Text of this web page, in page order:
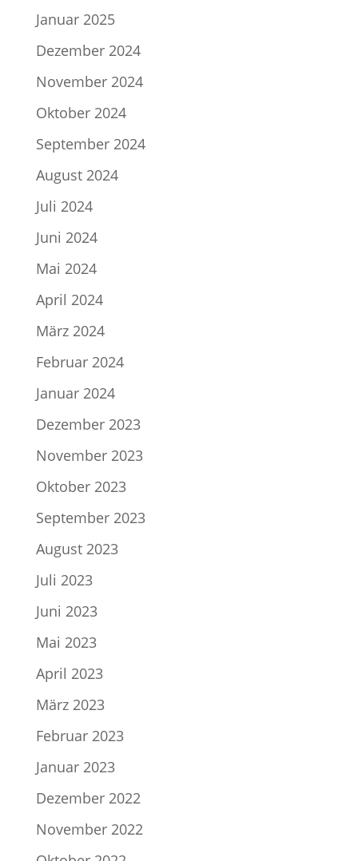
Januar 2025
Dezember 2024
November 2024
Oktober 2024
September 2024
August 2024
Juli 2024
Juni 2024
Mai 2024
April 2024
März 2024
Februar 2024
Januar 2024
Dezember 2023
November 2023
Oktober 2023
September 2023
August 2023
Juli 2023
Juni 2023
Mai 2023
April 2023
März 2023
Februar 2023
Januar 2023
Dezember 2022
November 2022